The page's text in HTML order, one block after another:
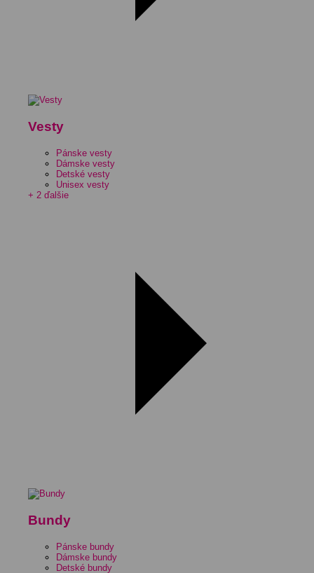
Vesty
Pánske vesty
Dámske vesty
Detské vesty
Unisex vesty
+ 2 ďalšie
Bundy
Pánske bundy
Dámske bundy
Detské bundy